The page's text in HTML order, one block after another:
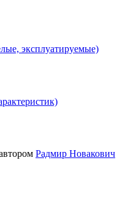
эксплуатируемые)
Радмир Новакович